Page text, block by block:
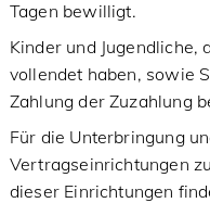
Tagen bewilligt.
Kinder und Jugendliche,
vollendet haben, sowie
Zahlung der Zuzahlung
Für die Unterbringung
Vertragseinrichtungen
dieser Einrichtungen